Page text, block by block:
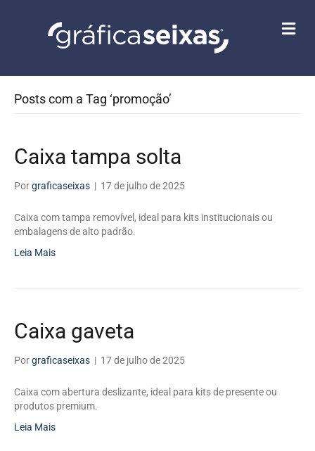
M
E
Posts com a Tag ‘promoção’
Caixa tampa solta
Porgraficaseixas | 17 de julho de 2025
Caixa com tampa removível, ideal para kits institucionais ou
embalagens de alto padrão.
Leia Mais
Caixa gaveta
Porgraficaseixas | 17 de julho de 2025
Caixa com abertura deslizante, ideal para kits de presente ou
produtos premium.
Leia Mais